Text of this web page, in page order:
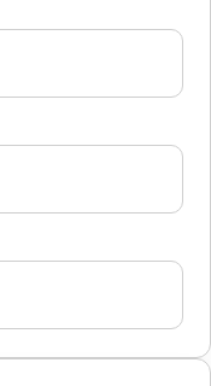
にお問い合